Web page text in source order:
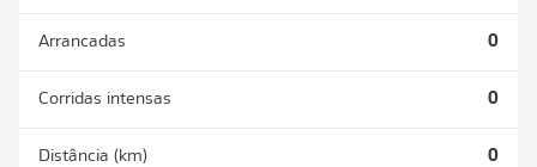
Arrancadas 0
Corridas intensas 0
Distância (km) 0